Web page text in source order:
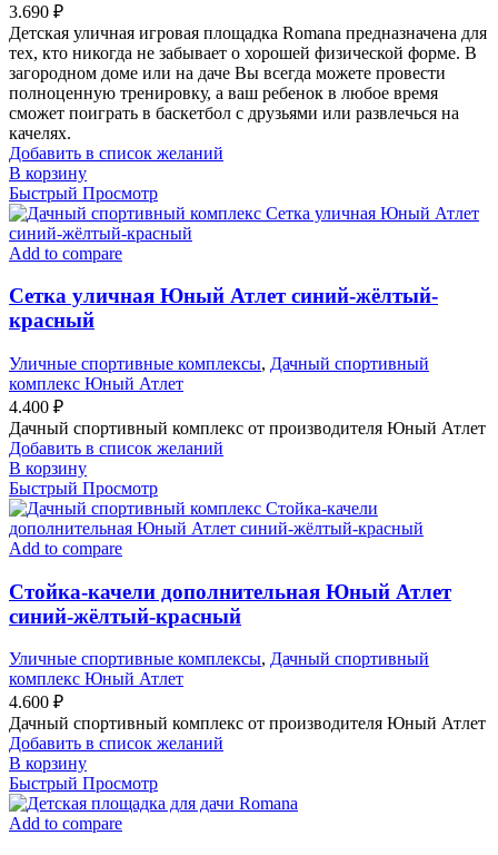
3.690 ₽
Детская уличная игровая площадка Romana предназначена для
тех, кто никогда не забывает о хорошей физической форме. В
загородном доме или на даче Вы всегда можете провести
полноценную тренировку, а ваш ребенок в любое время
сможет поиграть в баскетбол с друзьями или развлечься на
качелях.
Добавить в список желаний
В корзину
Быстрый Просмотр
Add to compare
Сетка уличная Юный Атлет синий-жёлтый-
красный
Уличные спортивные комплексы, Дачный спортивный
комплекс Юный Атлет
4.400 ₽
Дачный спортивный комплекс от производителя Юный Атлет
Добавить в список желаний
В корзину
Быстрый Просмотр
Add to compare
Стойка-качели дополнительная Юный Атлет
синий-жёлтый-красный
Уличные спортивные комплексы, Дачный спортивный
комплекс Юный Атлет
4.600 ₽
Дачный спортивный комплекс от производителя Юный Атлет
Добавить в список желаний
В корзину
Быстрый Просмотр
Add to compare